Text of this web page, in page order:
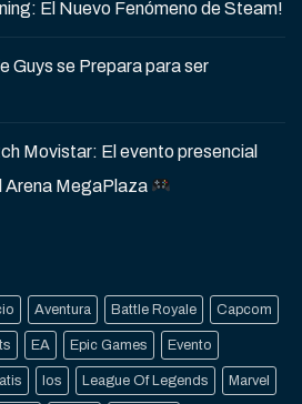
El Nuevo Fenómeno de Steam!
Guys se Prepara para ser
Movistar: El evento presencial
Arena MegaPlaza
Aventura Battle Royale Capcom
EA Epic Games Evento
Ios League Of Legends Marvel